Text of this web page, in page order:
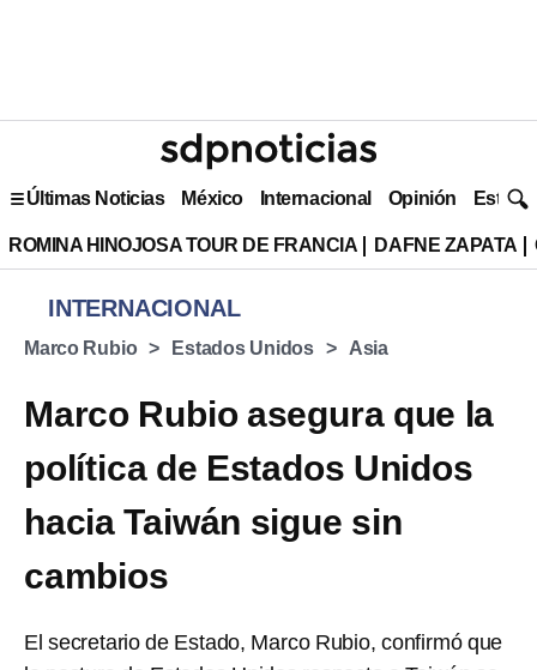
Últimas Noticias México Internacional Opinión Estilo
ROMINA HINOJOSA TOUR DE FRANCIA DAFNE ZAPATA
INTERNACIONAL
Marco Rubio Estados Unidos Asia
Marco Rubio asegura que la
política de Estados Unidos
hacia Taiwán sigue sin
cambios
El secretario de Estado, Marco Rubio, confirmó que